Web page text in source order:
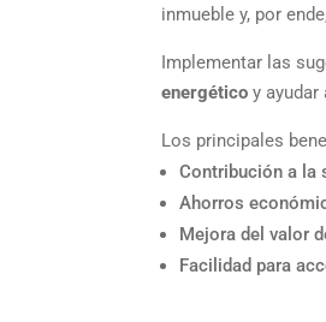
inmueble y, por
Implementar las
energético y
Los principales
Contribución a la
Ahorros
Mejora del valor
Facilidad para